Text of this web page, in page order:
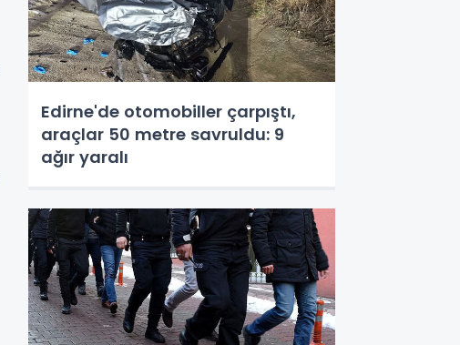
Edirne'de otomobiller çarpıştı,
araçlar 50 metre savruldu: 9
ağır yaralı